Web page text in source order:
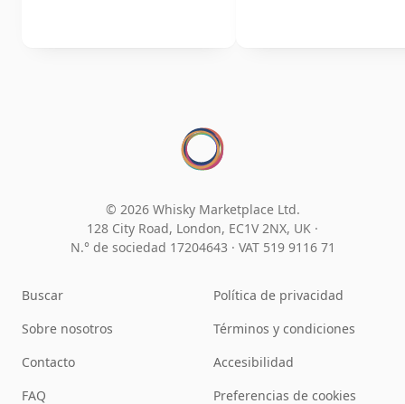
© 2026 Whisky Marketplace Ltd.
128 City Road, London, EC1V 2NX, UK ·
N.° de sociedad 17204643 · VAT 519 9116 71
Buscar
Sobre nosotros
Contacto
FAQ
Política de privacidad
Términos y condiciones
Accesibilidad
Preferencias de cookies